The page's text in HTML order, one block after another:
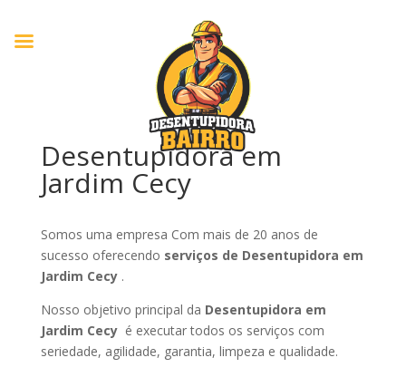
Desentupidora em
Jardim Cecy
Somos uma empresa Com mais de 20 anos de
sucesso oferecendo serviços de Desentupidora em
Jardim Cecy .
Nosso objetivo principal da Desentupidora em
Jardim Cecy é executar todos os serviços com
seriedade, agilidade, garantia, limpeza e qualidade.